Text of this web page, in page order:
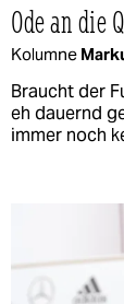
Ode an die
Kolumne
Braucht der
eh dauernd
immer noch